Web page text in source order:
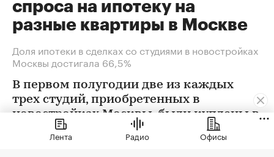
спроса на ипотеку на
разные квартиры в Москве
Доля ипотеки в сделках со студиями в новостройках
Москвы достигала 66,5%
В первом полугодии две из каждых
трех студий, приобретенных в
новостройках Москвы, были куплены в
ипотеку. В сегменте трешек ипотечных
сделок менее половины, а среди
Лента Радио Офисы